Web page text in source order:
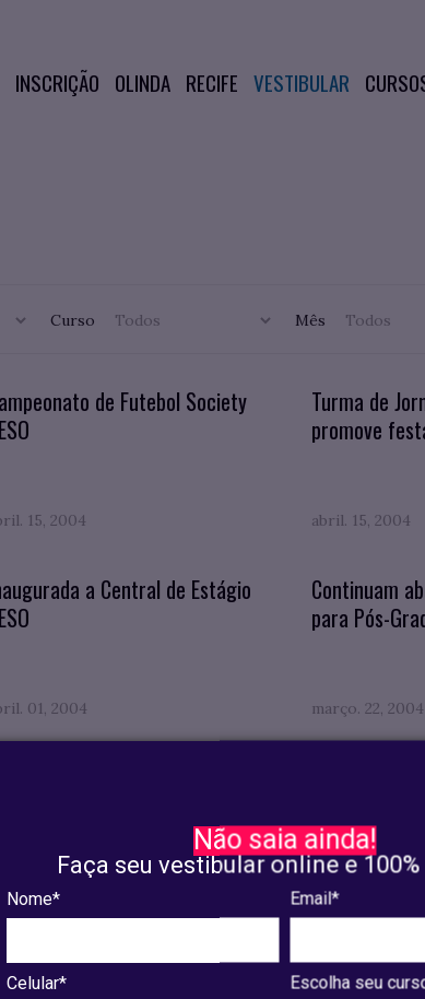
Não saia ainda!
Faça seu vestibular online e
Nome* Email*
Celular* Escolha seu
INSCRIÇÃO OLINDA RECIFE VESTIBULAR
Curso Mês
de Futebol Society
15, 2004
Turma de
promove
abril. 15, 2004
a Central de Estágio
01, 2004
Continuam
para Pós-
março. 22, 2004